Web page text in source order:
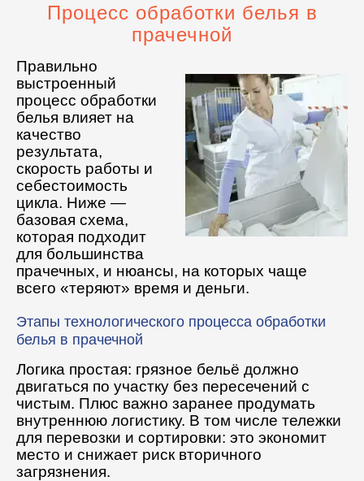
Гладильные машины
Гладильное оборудование
Аквачистка и химчистка
Вспомогательное оборудование
Профессиональная химия
Процесс обработки белья в
прачечной
Правильно
выстроенный
процесс обработки
белья влияет на
качество
результата,
скорость работы и
себестоимость
цикла. Ниже —
базовая схема,
которая подходит
для большинства
прачечных, и нюансы, на которых чаще
всего «теряют» время и деньги.
Этапы технологического процесса обработки
белья в прачечной
Логика простая: грязное бельё должно
двигаться по участку без пересечений с
чистым. Плюс важно заранее продумать
внутреннюю логистику. В том числе тележки
для перевозки и сортировки: это экономит
место и снижает риск вторичного
загрязнения.